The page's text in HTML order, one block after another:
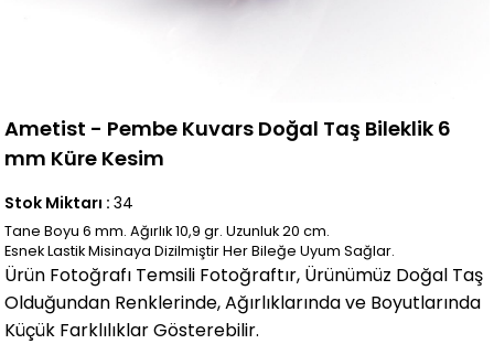
Ametist - Pembe Kuvars Doğal Taş Bileklik 6
mm Küre Kesim
Stok Miktarı : 34
Tane Boyu 6 mm. Ağırlık 10,9 gr. Uzunluk 20 cm.
Esnek Lastik Misinaya Dizilmiştir Her Bileğe Uyum Sağlar.
Ürün Fotoğrafı Temsili Fotoğraftır, Ürünümüz Doğal Taş
Olduğundan Renklerinde, Ağırlıklarında ve Boyutlarında
Küçük Farklılıklar Gösterebilir.